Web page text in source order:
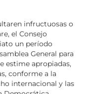
infructuosas o
el Consejo
un período
General para
estime apropiadas,
conforme a la
internacional y las